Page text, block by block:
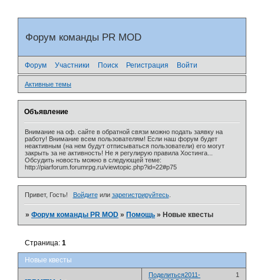
Форум команды PR MOD
Форум Участники Поиск Регистрация Войти
Активные темы
Объявление
Внимание на оф. сайте в обратной связи можно подать заявку на
работу! Внимание всем пользователям! Если наш форум будет
неактивным (на нем будут отписываться пользователи) его могут
закрыть за не активность! Не я регулирую правила Хостинга...
Обсудить новость можно в следующей теме:
http://piarforum.forumrpg.ru/viewtopic.php?id=22#p75
Привет, Гость! Войдитеили зарегистрируйтесь.
»Форум команды PR MOD » Помощь » Новые квесты
Новые квесты
Страница:1
Поделиться 1
2011-